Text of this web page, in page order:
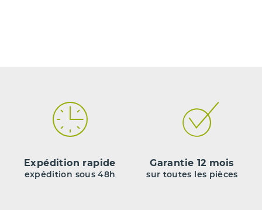
Expédition rapide
expédition sous 48h
Garantie 12 mois
sur toutes les pièces